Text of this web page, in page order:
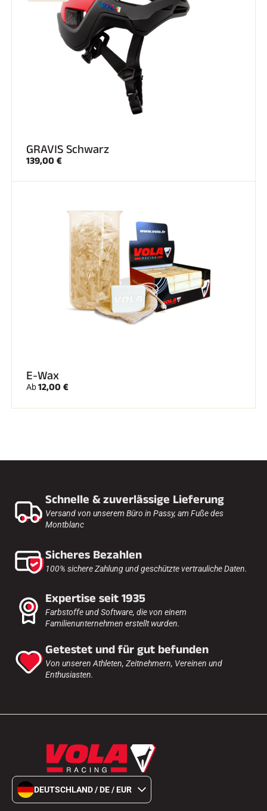
GRAVIS Schwarz
139,00 €
E-Wax
Ab12,00 €
Schnelle & zuverlässige Lieferung
Versand von unserem Büro in Passy, am Fuße des
Montblanc
Sicheres Bezahlen
100% sichere Zahlung und geschützte vertrauliche Daten.
Expertise seit 1935
Farbstoffe und Software, die von einem
Familienunternehmen erstellt wurden.
Getestet und für gut befunden
Von unseren Athleten, Zeitnehmern, Vereinen und
Enthusiasten.
DEUTSCHLAND / DE / EUR